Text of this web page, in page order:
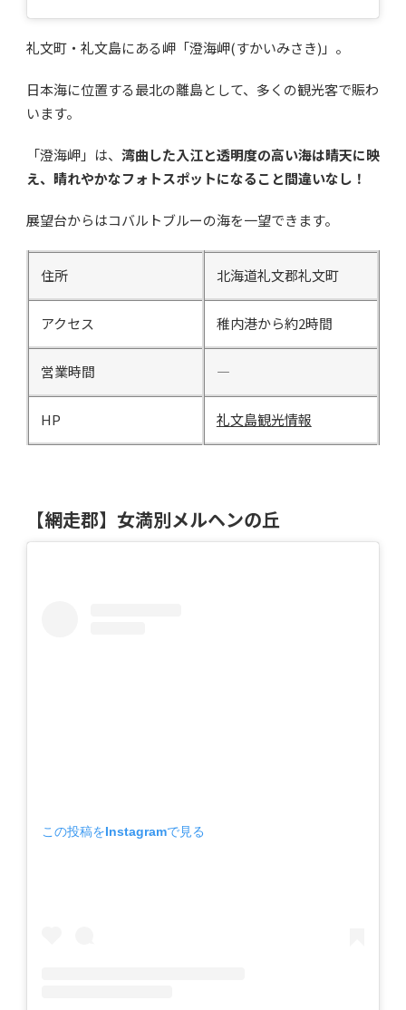
礼文町・礼文島にある岬「澄海岬(すかいみさき)」。
日本海に位置する最北の離島として、多くの観光客で賑わ
います。
「澄海岬」は、 湾曲した入江と透明度の高い海は晴天に映
え、晴れやかなフォトスポットになること間違いなし！
展望台からはコバルトブルーの海を一望できます。
住所 北海道礼文郡礼文町
アクセス 稚内港から約2時間
営業時間 ―
HP 礼文島観光情報
【網走郡】女満別メルヘンの丘
この投稿をInstagramで見る